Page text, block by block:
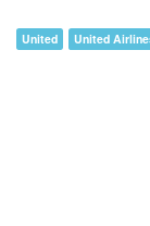
United United